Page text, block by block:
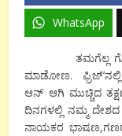
WhatsApp
ತಮಗೆಲ್ಲ
ಮಾಡೋಣ. ಫ್ರಿಜ್’
ಆನ್ ಆಗಿ ಮುಚ್ಚಿದ
ದಿನಗಳಲ್ಲಿ ನಮ್ಮ ದೇಶದ
ನಾಯಕರ ಭಾಷಣ,